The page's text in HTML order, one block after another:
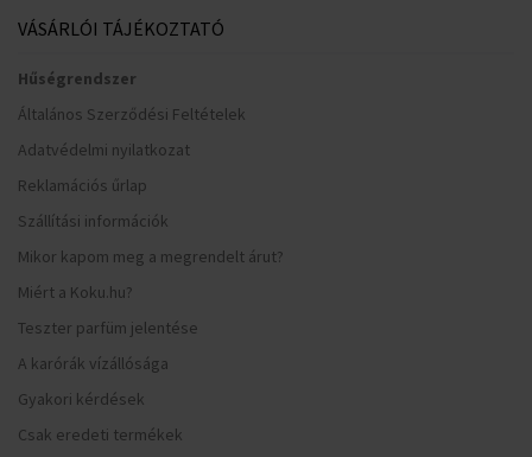
VÁSÁRLÓI TÁJÉKOZTATÓ
Hűségrendszer
Általános Szerződési Feltételek
Adatvédelmi nyilatkozat
Reklamációs űrlap
Szállítási információk
Mikor kapom meg a megrendelt árut?
Miért a Koku.hu?
Teszter parfüm jelentése
A karórák vízállósága
Gyakori kérdések
Csak eredeti termékek